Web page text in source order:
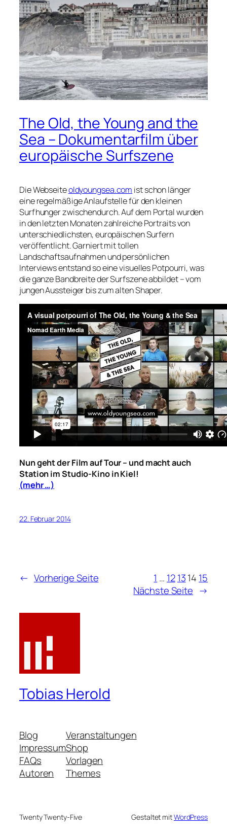
The Old, the Young and the
Sea – Dokumentarfilm über
europäische Surfszene
Die Webseiteoldyoungsea.com ist schon länger
eine regelmäßige Anlaufstelle für den kleinen
Surfhunger zwischendurch. Auf dem Portal wurden
in den letzten Monaten zahlreiche Portraits von
unterschiedlichsten, europäischen Surfern
veröffentlicht. Garniert mit tollen
Landschaftsaufnahmen und persönlichen
Interviews entstand so eine visuelles Potpourri, was
die ganze Bandbreite der Surfszene abbildet – vom
jungen Aussteiger bis zum alten Shaper.
Nun geht der Film auf Tour – und macht auch
Station im Studio-Kino in Kiel!
(mehr …)
22. Februar 2014
← Vorherige Seite 1 … 121314 15
Nächste Seite →
Tobias Herold
Blog
Impressum
FAQs
Autoren
Veranstaltungen
Shop
Vorlagen
Themes
Twenty Twenty-Five Gestaltet mitWordPress